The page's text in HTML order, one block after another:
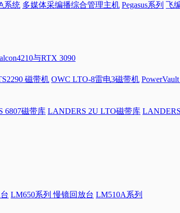
系统 多媒体采编播综合管理主机 Pegasus系列 飞
与RTX 3090
磁带机 OWC LTO-8雷电3磁带机
6807磁带库 LANDERS 2U LTO磁带库
LM650系列 慢镜回放台 LM510A系列